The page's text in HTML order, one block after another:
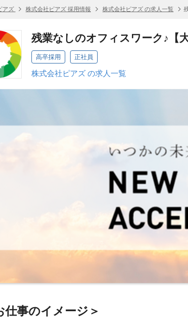
アズ 株式会社ピアズ 採用情報 株式会社ピアズ の求人一覧
残業なしのオフィスワーク♪【
高卒採用 正社員
株式会社ピアズ の求人一覧
仕事のイメージ＞